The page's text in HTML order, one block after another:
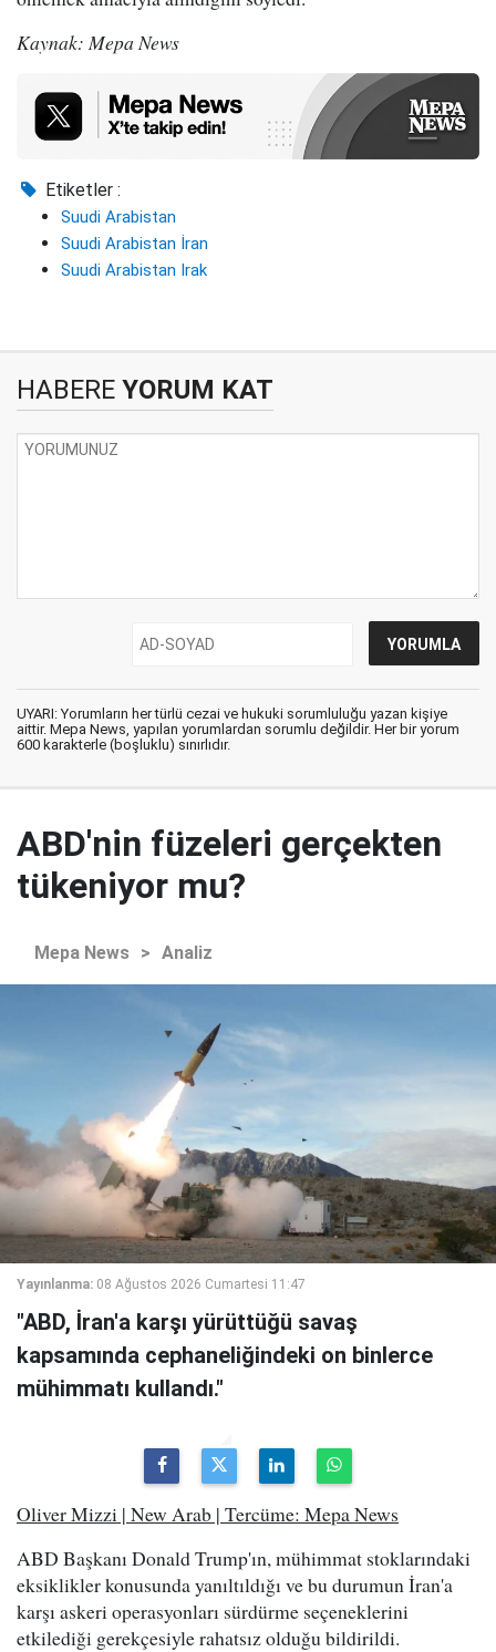
Kaynak: Mepa News
Etiketler :
Suudi Arabistan
Suudi Arabistan İran
Suudi Arabistan Irak
HABERE YORUM KAT
UYARI: Yorumların her türlü cezai ve hukuki sorumluluğu yazan kişiye
aittir. Mepa News, yapılan yorumlardan sorumlu değildir. Her bir yorum
600 karakterle (boşluklu) sınırlıdır.
ABD'nin füzeleri gerçekten
tükeniyor mu?
Mepa News > Analiz
Yayınlanma: 08 Ağustos 2026 Cumartesi 11:47
"ABD, İran'a karşı yürüttüğü savaş
kapsamında cephaneliğindeki on binlerce
mühimmatı kullandı."
Oliver Mizzi | New Arab | Tercüme: Mepa News
ABD Başkanı Donald Trump'ın, mühimmat stoklarındaki
eksiklikler konusunda yanıltıldığı ve bu durumun İran'a
karşı askeri operasyonları sürdürme seçeneklerini
etkilediği gerekçesiyle rahatsız olduğu bildirildi.